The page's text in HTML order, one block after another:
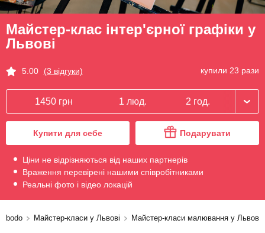
Майстер-клас інтер'єрної графіки у
Львові
5.00 (3 відгуки) купили 23 рази
1450 грн 1 люд. 2 год.
Купити для себе Подарувати
Ціни не відрізняються від наших партнерів
Враження перевірені нашими співробітниками
Реальні фото і відео локацій
bodo Майстер-класи у Львові Майстер-класи малювання у Львові